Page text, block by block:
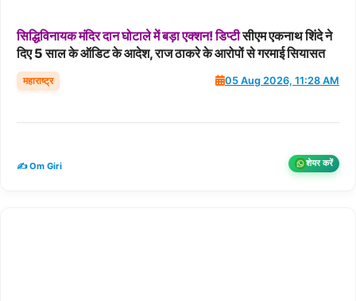
सिद्धिविनायकमंदिरदानघोटालेमेंबड़ाएक्शन!डिप्टीसीएम एकनाथ शिंदे ने
दिए 5 साल के ऑडिट के आदेश, राज ठाकरे के आरोपों से गरमाई सियासत
महाराष्ट्र 05 Aug 2026, 11:28 AM
✍️ Om Giri शेयर करें